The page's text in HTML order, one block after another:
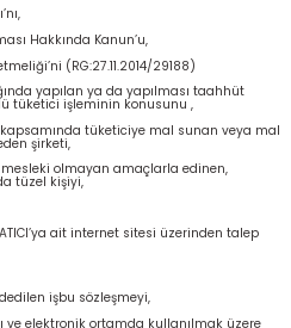
Hakkında Kanun’u,
(RG:27.11.2014/29188)
yapılan ya da yapılması taahhüt
tüketici işleminin konusunu ,
tüketiciye mal sunan veya mal
şirketi,
olmayan amaçlarla edinen,
tüzel kişiyi,
ait internet sitesi üzerinden talep
işbu sözleşmeyi,
ve elektronik ortamda kullanılmak üzere